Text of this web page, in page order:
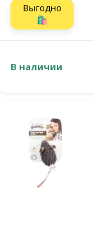
Выгодно
🛍️
В наличии